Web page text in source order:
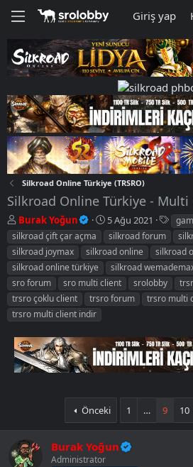
Giriş yap
Silkroad Online Türkiye (TRSRO)
Silkroad Online Türkiye - Multi
K
o
n
u
y
u
b
a
ş
l
a
t
a
Burak Yoğun
B
a
ş
l
a
n
g
ı
t
a
r
i
i
5 Ağu 2021
E
t
i
k
e
l
e
silkroad çift çar açma
silkroad forum
silkroad joymax
silkroad online
silkroad
silkroad online türkiye
silkroad
sro forum
sro multi client srolobby
trsro çoklu client
trsro forum
trsro multi
trsro multi client indir
Önceki 1 … 9 10
Burak Yoğun
Administrator